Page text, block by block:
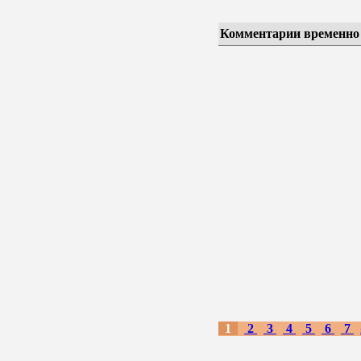
Комментарии
1 2 3 4 5 6 7